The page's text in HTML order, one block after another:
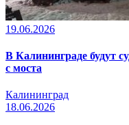
19.06.2026
В Калининграде будут
с моста
Калининград
18.06.2026